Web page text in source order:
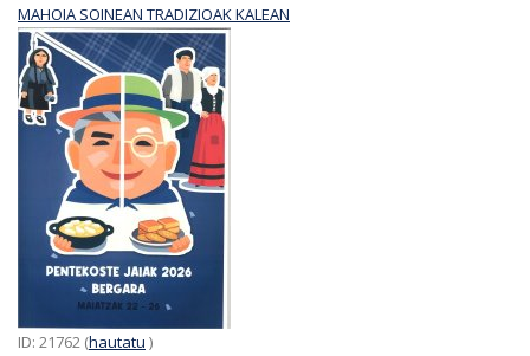
MAHOIA SOINEAN TRADIZIOAK KALEAN
ID: 21762 (hautatu )